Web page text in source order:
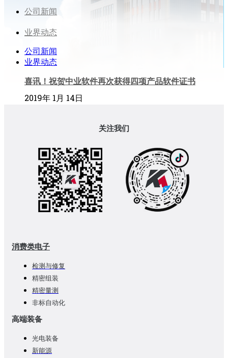
公司新闻
业界动态
公司新闻
业界动态
喜讯！祝贺中业软件再次获得四项产品软件证书
2019年 1月 14日
关注我们
消费类电子
检测与修复
精密组装
精密量测
非标自动化
高端装备
光电装备
新能源